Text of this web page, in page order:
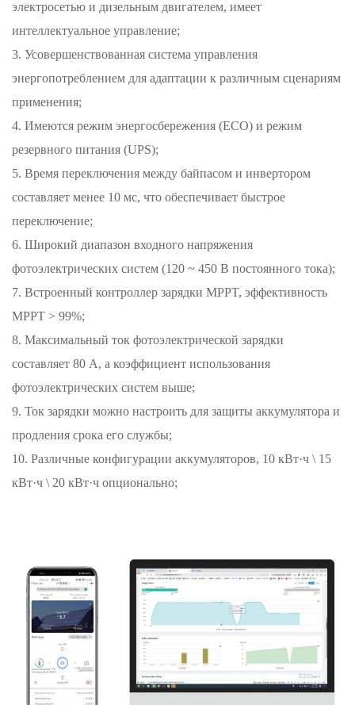
электросетью и дизельным двигателем, имеет
интеллектуальное управление;
3. Усовершенствованная система управления
энергопотреблением для адаптации к различным сценариям
применения;
4. Имеются режим энергосбережения (ECO) и режим
резервного питания (UPS);
5. Время переключения между байпасом и инвертором
составляет менее 10 мс, что обеспечивает быстрое
переключение;
6. Широкий диапазон входного напряжения
фотоэлектрических систем (120 ~ 450 В постоянного тока);
7. Встроенный контроллер зарядки MPPT, эффективность
MPPT > 99%;
8. Максимальный ток фотоэлектрической зарядки
составляет 80 А, а коэффициент использования
фотоэлектрических систем выше;
9. Ток зарядки можно настроить для защиты аккумулятора и
продления срока его службы;
10. Различные конфигурации аккумуляторов, 10 кВт·ч \ 15
кВт·ч \ 20 кВт·ч опционально;